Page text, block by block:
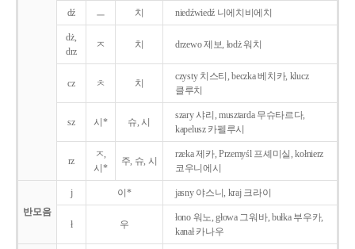
dź ㅡ 치 niedźwiedź 니에치비에치
dż,
drz
ㅈ 치 drzewo 제보, łodż 워치
cz ㅊ 치
czysty 치스티, beczka 베치카, klucz
클루치
sz 시* 슈, 시
szary 샤리, musztarda 무슈타르다,
kapelusz 카펠루시
rz
ㅈ,
시*
주, 슈, 시
rzeka 제카, Przemyśl 프셰미실, kołnierz
코우니에시
반모음
j 이* jasny 야스니, kraj 크라이
ł 우
łono 워노, głowa 그워바, bułka 부우카,
kanał 카나우